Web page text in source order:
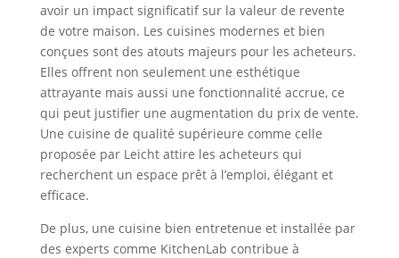
avoir un impact significatif sur la valeur de revente
de votre maison. Les cuisines modernes et bien
conçues sont des atouts majeurs pour les acheteurs.
Elles offrent non seulement une esthétique
attrayante mais aussi une fonctionnalité accrue, ce
qui peut justifier une augmentation du prix de vente.
Une cuisine de qualité supérieure comme celle
proposée par Leicht attire les acheteurs qui
recherchent un espace prêt à l’emploi, élégant et
efficace.
De plus, une cuisine bien entretenue et installée par
des experts comme KitchenLab contribue à